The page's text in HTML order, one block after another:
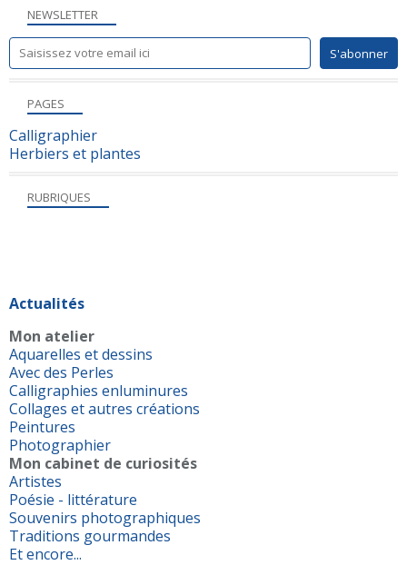
NEWSLETTER
PAGES
Calligraphier
Herbiers et plantes
RUBRIQUES
Actualités
Mon atelier
Aquarelles et dessins
Avec des Perles
Calligraphies enluminures
Collages et autres créations
Peintures
Photographier
Mon cabinet de curiosités
Artistes
Poésie - littérature
Souvenirs photographiques
Traditions gourmandes
Et encore...